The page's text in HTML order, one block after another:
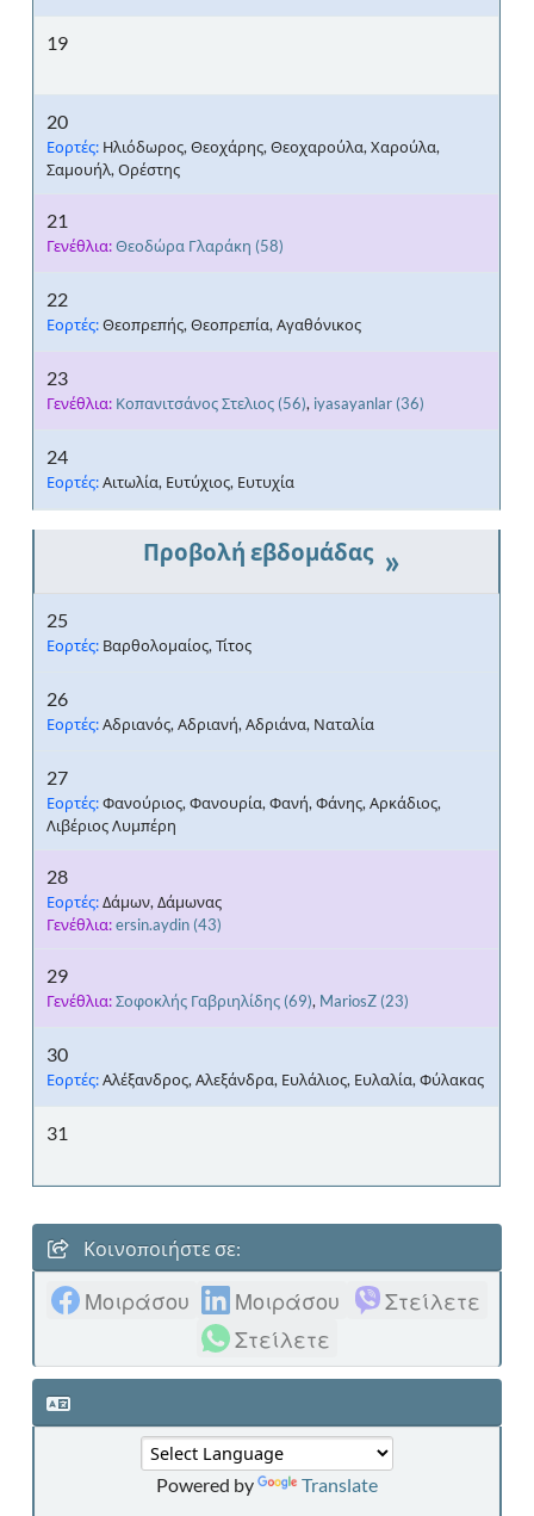
19
20
Εορτές: Ηλιόδωρος, Θεοχάρης, Θεοχαρούλα, Χαρούλα,
Σαμουήλ, Ορέστης
21
Γενέθλια:Θεοδώρα Γλαράκη (58)
22
Εορτές:Θεοπρεπής, Θεοπρεπία, Αγαθόνικος
23
Γενέθλια: Κοπανιτσάνος Στελιος (56), iyasayanlar (36)
24
Εορτές:Αιτωλία, Ευτύχιος, Ευτυχία
»
25
Εορτές: Βαρθολομαίος, Τίτος
26
Εορτές:Αδριανός, Αδριανή, Αδριάνα, Ναταλία
27
Εορτές:Φανούριος, Φανουρία, Φανή, Φάνης, Αρκάδιος,
Λιβέριος Λυμπέρη
28
Εορτές:Δάμων, Δάμωνας
Γενέθλια:ersin.aydin (43)
29
Γενέθλια:Σοφοκλής Γαβριηλίδης (69), MariosZ (23)
30
Εορτές:Αλέξανδρος, Αλεξάνδρα, Ευλάλιος, Ευλαλία, Φύλακας
31
Κοινοποιήστε σε:
Μοιράσου Μοιράσου
Στείλετε
Στείλετε
Powered by Translate